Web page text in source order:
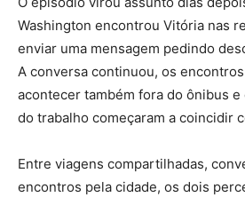
Washington encontrou Vitória nas
enviar uma mensagem pedindo
A conversa continuou, os
acontecer também fora do ônibus
do trabalho começaram a coincidir
Entre viagens compartilhadas,
encontros pela cidade, os dois